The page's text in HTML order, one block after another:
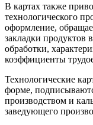
В картах также
технологического
оформление,
закладки продуктов
обработки,
коэффициенты
Технологические
форме,
производством и
заведующего